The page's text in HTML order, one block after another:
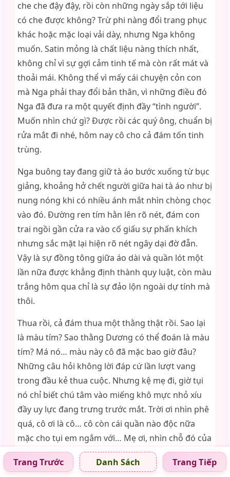
che che đậy đậy, rồi còn những ngày sắp tới liệu
có che được không? Trừ phi nàng đổi trang phục
khác hoặc mặc loại vải dày, nhưng Nga không
muốn. Satin mỏng là chất liệu nàng thích nhất,
không chỉ vì sự gợi cảm tinh tế mà còn rất mát và
thoải mái. Không thể vì mấy cái chuyện cỏn con
mà Nga phải thay đổi bản thân, vì những điều đó
Nga đã đưa ra một quyết định đầy “tình người”.
Muốn nhìn chứ gì? Được rồi các quý ông, chuẩn bị
rửa mắt đi nhé, hôm nay cô cho cả đám tốn tinh
trùng.
Nga buông tay đang giữ tà áo bước xuống từ bục
giảng, khoảng hở chết người giữa hai tà áo như bị
nung nóng khi có nhiều ánh mắt nhìn chòng chọc
vào đó. Đường ren tím hằn lên rõ nét, đám con
trai ngồi gần cửa ra vào cố giấu sự phấn khích
nhưng sắc mặt lại hiện rõ nét ngây dại đờ đẫn.
Vậy là sự đồng tông giữa áo dài và quần lót một
lần nữa được khẳng định thành quy luật, còn màu
trắng hôm qua chỉ là sự đảo lộn ngoài dự tính mà
thôi.
Thua rồi, cả đám thua một thằng thật rồi. Sao lại
là màu tím? Sao thằng Dương có thể đoán là màu
tím? Má nó… màu này cô đã mặc bao giờ đâu?
Những câu hỏi không lời đáp cứ lần lượt vang
trong đầu kẻ thua cuộc. Nhưng kệ mẹ đi, giờ tụi
nó chỉ biết chú tâm vào miếng khô mực nhỏ xíu
đầy uy lực đang trưng trước mắt. Trời ơi nhìn phê
quá, cô ơi là cô… cô còn cái quần nào độc nữa
mặc cho tụi em ngắm với… Mẹ ơi, nhìn chỗ đó của
mẹ làm con nứng quá, Dương kẹp hai chân nhìn
theo dáng thướt tha của cô chủ nhiệm đang tiến
Trang Trước Danh Sách Trang Tiếp